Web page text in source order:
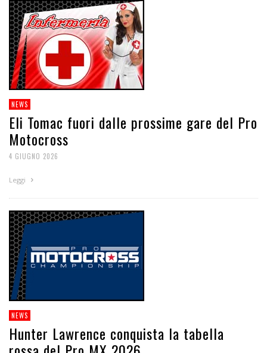
NEWS
Eli Tomac fuori dalle prossime gare del Pro
Motocross
4 GIUGNO 2026
Leggi
NEWS
Hunter Lawrence conquista la tabella